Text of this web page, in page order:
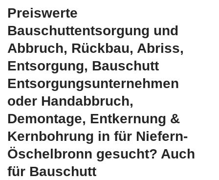
Preiswerte
Bauschuttentsorgung und
Abbruch, Rückbau, Abriss,
Entsorgung, Bauschutt
Entsorgungsunternehmen
oder Handabbruch,
Demontage, Entkernung &
Kernbohrung in für Niefern-
Öschelbronn gesucht? Auch
für Bauschutt